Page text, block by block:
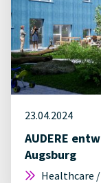
23.04.2024
AUDERE
Augsburg
Healthcare